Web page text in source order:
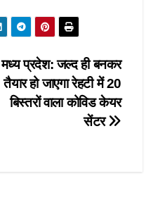
मध्य प्रदेश: जल्द ही बनकर
तैयार हो जाएगा रेहटी में 20
बिस्तरों वाला कोविड केयर
सेंटर